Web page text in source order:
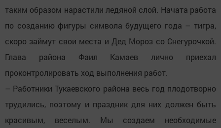
таким образом нарастили ледяной слой. Начата работа
по созданию фигуры символа будущего года – тигра,
скоро займут свои места и Дед Мороз со Снегурочкой.
Глава района Фаил Камаев лично приехал
проконтролировать ход выполнения работ.
– Работники Тукаевского района весь год плодотворно
трудились, поэтому и праздник для них должен быть
красивым, веселым. Мы создаем необходимые